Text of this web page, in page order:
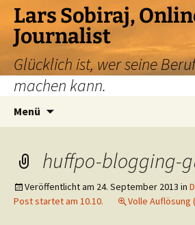
Zum
Inhalt
springen
Lars Sobiraj,
Journalist
Glücklich ist, wer seine
machen kann.
Menü
huffpo-blogging-
Veröffentlicht am 24. September 2013 in
Post startet am 10.10.
Volle Auflösung